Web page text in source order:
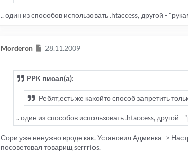
.. один из способов использовать .htaccess, другой -
Morderon Сообщение
28.11.2009
PPK писал(а):
Ребят,есть же какойто способ запретить
.. один из способов использовать .htaccess,
Сори уже ненужно вроде как. Установил Админка ->
посоветовал товарищ serrrios.